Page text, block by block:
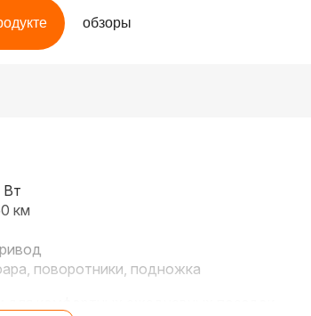
обзоры
Вт
км
поворотники, подножка